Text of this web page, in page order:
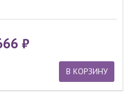
В КОРЗИНУ